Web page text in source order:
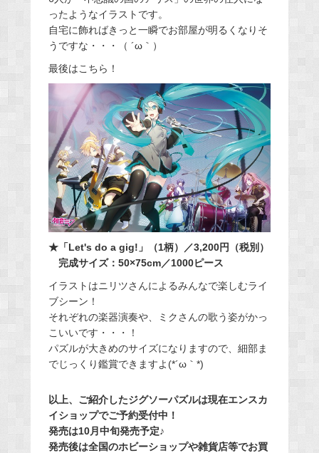
ったようなイラストです。
自宅に飾ればきっと一瞬でお部屋が明るくなりそ
うですな・・・（ ´ω｀）
最後はこちら！
★「Let's do a gig!」（1柄）／3,200円（税別）
完成サイズ：50×75cm／1000ピース
イラストはニリツさんによるみんなで楽しむライ
ブシーン！
それぞれの楽器演奏や、ミクさんの歌う姿がかっ
こいいです・・・！
パズルが大きめのサイズになりますので、細部ま
でじっくり鑑賞できますよ(*´ω｀*)
以上、ご紹介したジグソーパズルは現在エンスカ
イショップでご予約受付中！
発売は10月中旬発売予定♪
発売後は全国のホビーショップや雑貨店等でお買